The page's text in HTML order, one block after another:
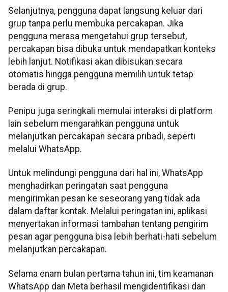
Selanjutnya, pengguna dapat langsung keluar dari
grup tanpa perlu membuka percakapan. Jika
pengguna merasa mengetahui grup tersebut,
percakapan bisa dibuka untuk mendapatkan konteks
lebih lanjut. Notifikasi akan dibisukan secara
otomatis hingga pengguna memilih untuk tetap
berada di grup.
Penipu juga seringkali memulai interaksi di platform
lain sebelum mengarahkan pengguna untuk
melanjutkan percakapan secara pribadi, seperti
melalui WhatsApp.
Untuk melindungi pengguna dari hal ini, WhatsApp
menghadirkan peringatan saat pengguna
mengirimkan pesan ke seseorang yang tidak ada
dalam daftar kontak. Melalui peringatan ini, aplikasi
menyertakan informasi tambahan tentang pengirim
pesan agar pengguna bisa lebih berhati-hati sebelum
melanjutkan percakapan.
Selama enam bulan pertama tahun ini, tim keamanan
WhatsApp dan Meta berhasil mengidentifikasi dan